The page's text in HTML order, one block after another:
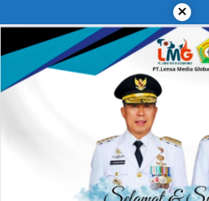
ke
konten
×